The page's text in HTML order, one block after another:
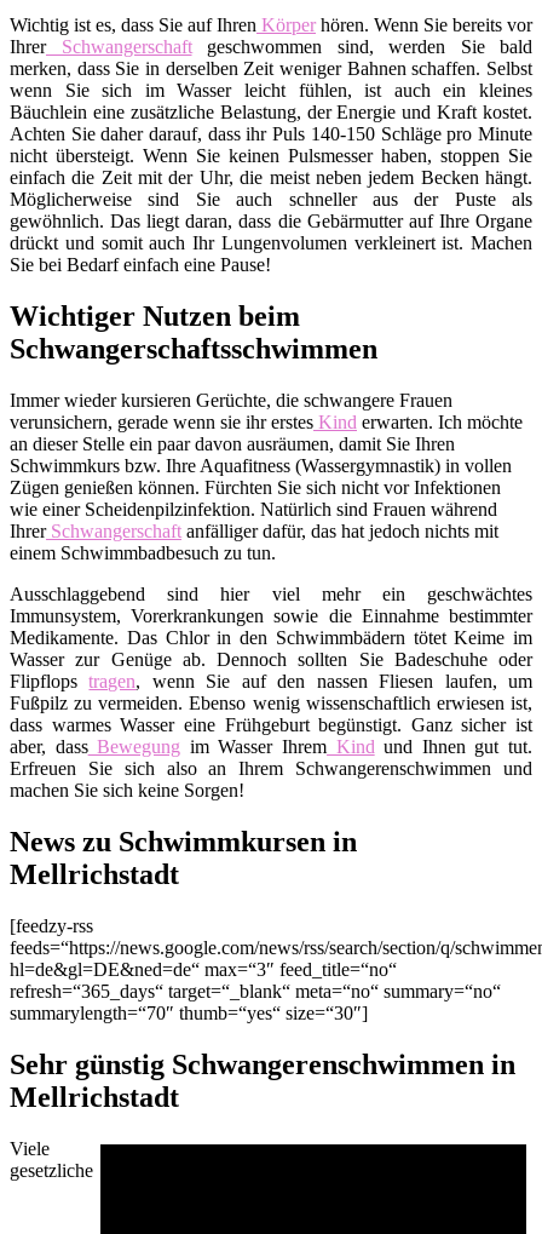
Wichtig ist es, dass Sie auf Ihren Körperhören. Wenn Sie bereits vor
IhrerSchwangerschaftgeschwommen sind, werden Sie bald
merken, dass Sie in derselben Zeit weniger Bahnen schaffen. Selbst
wenn Sie sich im Wasser leicht fühlen, ist auch ein kleines
Bäuchlein eine zusätzliche Belastung, der Energie und Kraft kostet.
Achten Sie daher darauf, dass ihr Puls 140-150 Schläge pro Minute
nicht übersteigt. Wenn Sie keinen Pulsmesser haben, stoppen Sie
einfach die Zeit mit der Uhr, die meist neben jedem Becken hängt.
Möglicherweise sind Sie auch schneller aus der Puste als
gewöhnlich. Das liegt daran, dass die Gebärmutter auf Ihre Organe
drückt und somit auch Ihr Lungenvolumen verkleinert ist. Machen
Sie bei Bedarf einfach eine Pause!
Wichtiger Nutzen beim
Schwangerschaftsschwimmen
Immer wieder kursieren Gerüchte, die schwangere Frauen
verunsichern, gerade wenn sie ihr erstes Kind erwarten. Ich möchte
an dieser Stelle ein paar davon ausräumen, damit Sie Ihren
Schwimmkurs bzw. Ihre Aquafitness (Wassergymnastik) in vollen
Zügen genießen können. Fürchten Sie sich nicht vor Infektionen
wie einer Scheidenpilzinfektion. Natürlich sind Frauen während
IhrerSchwangerschaft anfälliger dafür, das hat jedoch nichts mit
einem Schwimmbadbesuch zu tun.
Ausschlaggebend sind hier viel mehr ein geschwächtes
Immunsystem, Vorerkrankungen sowie die Einnahme bestimmter
Medikamente. Das Chlor in den Schwimmbädern tötet Keime im
Wasser zur Genüge ab. Dennoch sollten Sie Badeschuhe oder
Flipflopstragen, wenn Sie auf den nassen Fliesen laufen, um
Fußpilz zu vermeiden. Ebenso wenig wissenschaftlich erwiesen ist,
dass warmes Wasser eine Frühgeburt begünstigt. Ganz sicher ist
aber, dassBewegung im Wasser Ihrem Kind und Ihnen gut tut.
Erfreuen Sie sich also an Ihrem Schwangerenschwimmen und
machen Sie sich keine Sorgen!
News zu Schwimmkursen in
Mellrichstadt
[feedzy-rss
feeds=“https://news.google.com/news/rss/search/section/q/
hl=de&gl=DE&ned=de“ max=“3″ feed_title=“no“
refresh=“365_days“ target=“_blank“ meta=“no“ summary=“no“
summarylength=“70″ thumb=“yes“ size=“30″]
Sehr günstig Schwangerenschwimmen in
Mellrichstadt
Viele
gesetzliche